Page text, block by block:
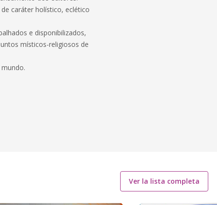
caráter holístico, eclético
e disponibilizados,
místicos-religiosos de
Ver la lista completa